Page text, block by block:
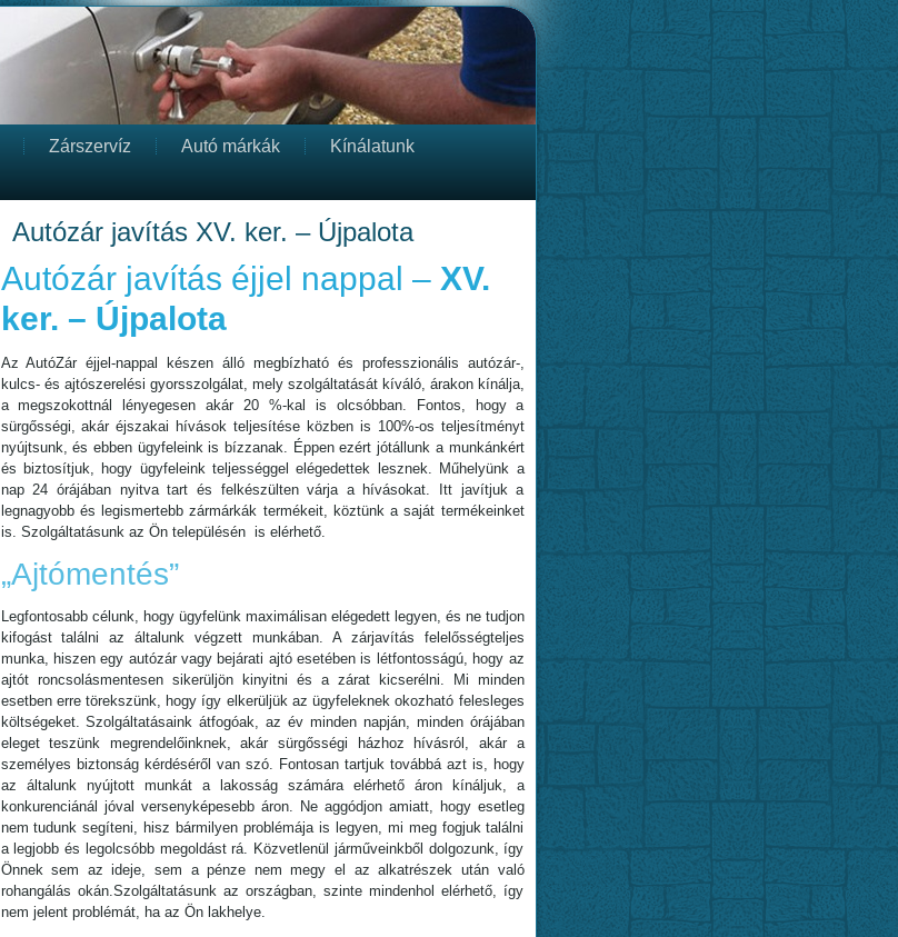
Zárszervíz Autó márkák
Kínálatunk
Autózár javítás XV. ker. – Újpalota
Autózár javítás éjjel nappal – XV.
ker. – Újpalota
Az AutóZár éjjel-nappal készen álló megbízható és professzionális autózár-,
kulcs- és ajtószerelési gyorsszolgálat, mely szolgáltatását kíváló, árakon kínálja,
a megszokottnál lényegesen akár 20 %-kal is olcsóbban. Fontos, hogy a
sürgősségi, akár éjszakai hívások teljesítése közben is 100%-os teljesítményt
nyújtsunk, és ebben ügyfeleink is bízzanak. Éppen ezért jótállunk a munkánkért
és biztosítjuk, hogy ügyfeleink teljességgel elégedettek lesznek. Műhelyünk a
nap 24 órájában nyitva tart és felkészülten várja a hívásokat. Itt javítjuk a
legnagyobb és legismertebb zármárkák termékeit, köztünk a saját termékeinket
is. Szolgáltatásunk az Ön településén is elérhető.
„Ajtómentés”
Legfontosabb célunk, hogy ügyfelünk maximálisan elégedett legyen, és ne tudjon
kifogást találni az általunk végzett munkában. A zárjavítás felelősségteljes
munka, hiszen egy autózár vagy bejárati ajtó esetében is létfontosságú, hogy az
ajtót roncsolásmentesen sikerüljön kinyitni és a zárat kicserélni. Mi minden
esetben erre törekszünk, hogy így elkerüljük az ügyfeleknek okozható felesleges
költségeket. Szolgáltatásaink átfogóak, az év minden napján, minden órájában
eleget teszünk megrendelőinknek, akár sürgősségi házhoz hívásról, akár a
személyes biztonság kérdéséről van szó. Fontosan tartjuk továbbá azt is, hogy
az általunk nyújtott munkát a lakosság számára elérhető áron kínáljuk, a
konkurenciánál jóval versenyképesebb áron. Ne aggódjon amiatt, hogy esetleg
nem tudunk segíteni, hisz bármilyen problémája is legyen, mi meg fogjuk találni
a legjobb és legolcsóbb megoldást rá. Közvetlenül járműveinkből dolgozunk, így
Önnek sem az ideje, sem a pénze nem megy el az alkatrészek után való
rohangálás okán.Szolgáltatásunk az országban, szinte mindenhol elérhető, így
nem jelent problémát, ha az Ön lakhelye.